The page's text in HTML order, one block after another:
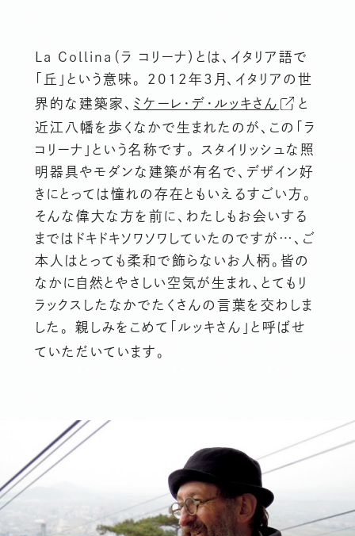
La Collina（ラ コリーナ）とは、イタリア語で
「丘」という意味。 2012年3月、イタリアの世
界的な建築家、 ミケーレ・デ・ルッキさん
と
近江八幡を歩くなかで生まれたのが、この「ラ
コリーナ」という名称です。 スタイリッシュな照
明器具やモダンな建築が有名で、デザイン好
きにとっては憧れの存在ともいえるすごい方。
そんな偉大な方を前に、わたしもお会いする
まではドキドキソワソワしていたのですが…、ご
本人はとっても柔和で飾らないお人柄。皆の
なかに自然とやさしい空気が生まれ、とてもリ
ラックスしたなかでたくさんの言葉を交わしま
した。 親しみをこめて「ルッキさん」と呼ばせ
ていただいています。